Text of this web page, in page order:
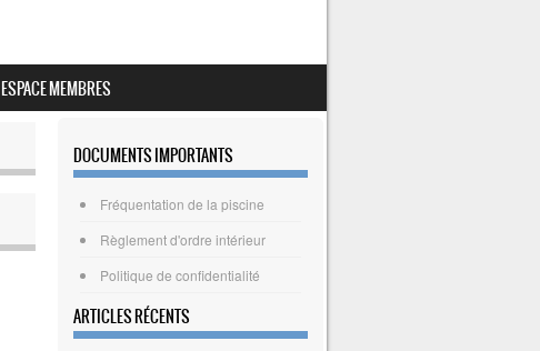
ESPACE MEMBRES
DOCUMENTS IMPORTANTS
Fréquentation de la piscine
Règlement d'ordre intérieur
Politique de confidentialité
ARTICLES RÉCENTS